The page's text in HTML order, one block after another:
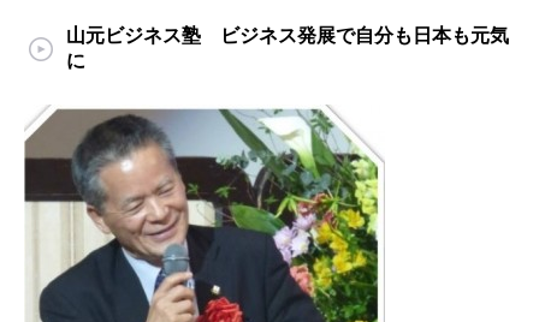
山元ビジネス塾 ビジネス発展で自分も日本も元気
に